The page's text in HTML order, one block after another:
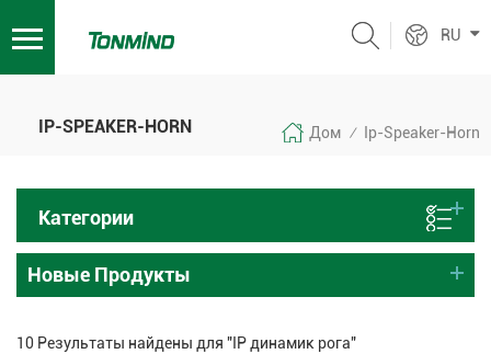
RU
IP-SPEAKER-HORN Дом / Ip-Speaker-Horn
Категории
Новые Продукты
10 Результаты найдены для "IP динамик рога"